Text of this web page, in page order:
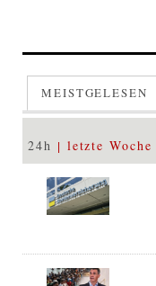
MEISTGELESEN
24h letzte Woche